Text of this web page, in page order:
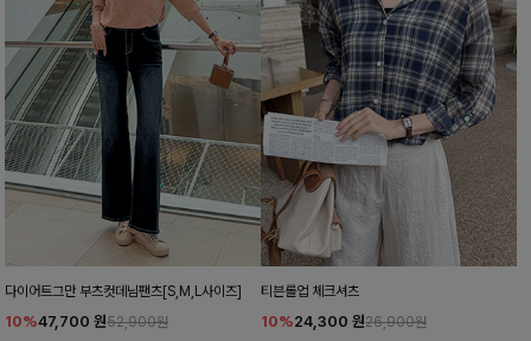
다이어트그만 부츠컷데님팬츠[S,M,L사이즈]
10%47,700 원52,900원
티븐롤업 체크셔츠
10%24,300 원26,900원